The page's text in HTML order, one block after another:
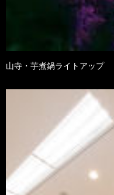
山寺・芋煮鍋ライトアップ